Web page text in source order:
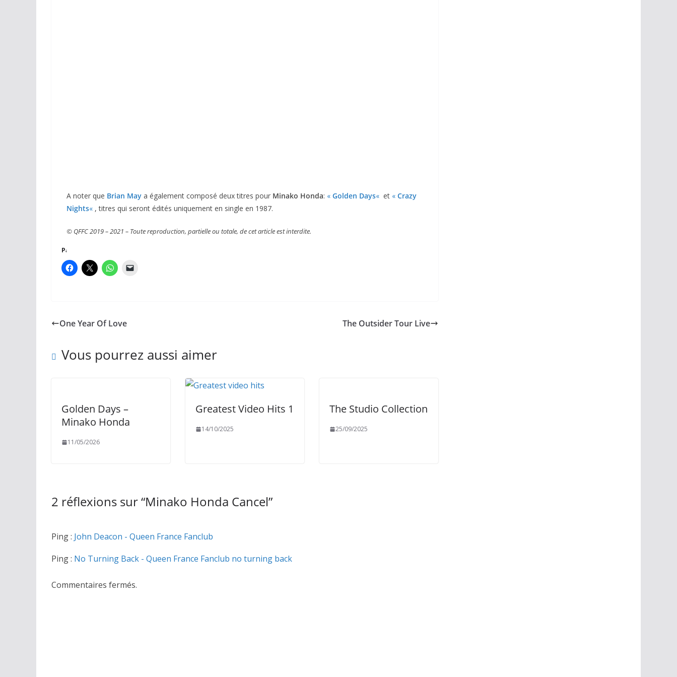
A noter que Brian May a également composé deux titres pour Minako Honda: « Golden Days« et « Crazy
Nights« , titres qui seront édités uniquement en single en 1987.
© QFFC 2019 – 2021 – Toute reproduction, partielle ou totale, de cet article est interdite.
Partager :
One Year Of Love The Outsider Tour Live
Vous pourrez aussi aimer
Golden Days –
Minako Honda
11/05/2026
Greatest Video Hits 1
14/10/2025
The Studio Collection
25/09/2025
2 réflexions sur “Minako Honda Cancel”
Ping : John Deacon - Queen France Fanclub
Ping : No Turning Back - Queen France Fanclub no turning back
Commentaires fermés.